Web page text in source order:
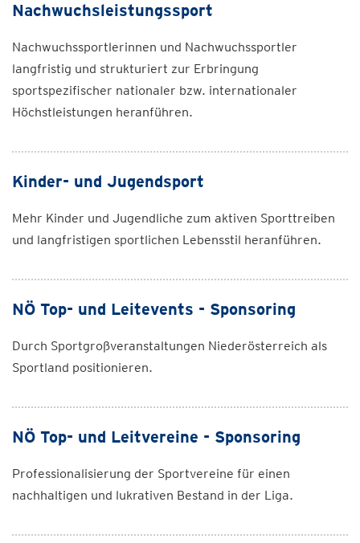
Nachwuchsleistungssport
Nachwuchssportlerinnen und Nachwuchssportler
langfristig und strukturiert zur Erbringung
sportspezifischer nationaler bzw. internationaler
Höchstleistungen heranführen.
Kinder- und Jugendsport
Mehr Kinder und Jugendliche zum aktiven Sporttreiben
und langfristigen sportlichen Lebensstil heranführen.
NÖ Top- und Leitevents - Sponsoring
Durch Sportgroßveranstaltungen Niederösterreich als
Sportland positionieren.
NÖ Top- und Leitvereine - Sponsoring
Professionalisierung der Sportvereine für einen
nachhaltigen und lukrativen Bestand in der Liga.